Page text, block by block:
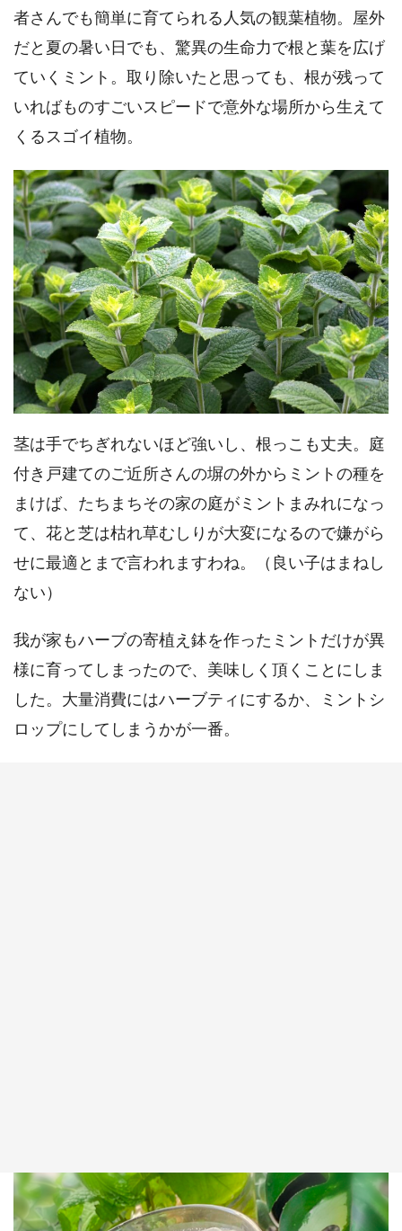
者さんでも簡単に育てられる人気の観葉植物。屋外
だと夏の暑い日でも、驚異の生命力で根と葉を広げ
ていくミント。取り除いたと思っても、根が残って
いればものすごいスピードで意外な場所から生えて
くるスゴイ植物。
茎は手でちぎれないほど強いし、根っこも丈夫。庭
付き戸建てのご近所さんの塀の外からミントの種を
まけば、たちまちその家の庭がミントまみれになっ
て、花と芝は枯れ草むしりが大変になるので嫌がら
せに最適とまで言われますわね。（良い子はまねし
ない）
我が家もハーブの寄植え鉢を作ったミントだけが異
様に育ってしまったので、美味しく頂くことにしま
した。大量消費にはハーブティにするか、ミントシ
ロップにしてしまうかが一番。